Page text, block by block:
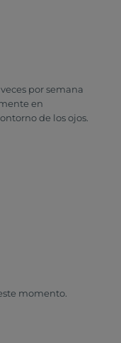
por semana
en
de los ojos.
momento.